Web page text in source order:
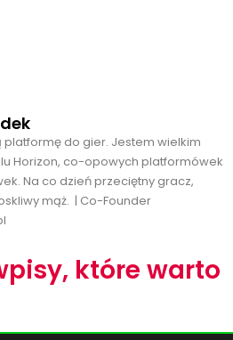
platformę do gier. Jestem wielkim
Horizon, co-opowych platformówek
Na co dzień przeciętny gracz,
mąż. | Co-Founder
które warto